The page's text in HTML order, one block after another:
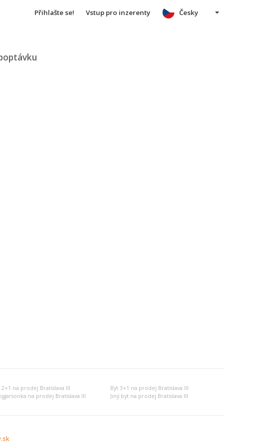
Přihlašte se! Vstup pro inzerenty Česky
2+1 na prodej Bratislava III
Byt 3+1 na prodej Bratislava III
na prodej Bratislava III Jiný byt na prodej Bratislava III